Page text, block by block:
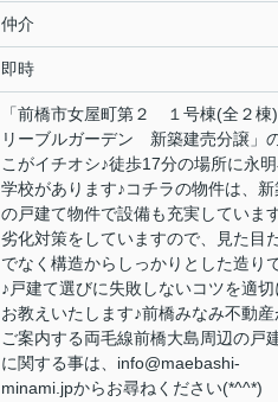
仲介
即時
「前橋市女屋町第２ １号棟(全２
リーブルガーデン 新築建売分譲」
こがイチオシ♪徒歩17分の場所に永
学校があります♪コチラの物件は、新
の戸建て物件で設備も充実していま
劣化対策をしていますので、見た目
でなく構造からしっかりとした造り
♪戸建て選びに失敗しないコツを適切
お教えいたします♪前橋みなみ不動産
ご案内する両毛線前橋大島周辺の戸
に関する事は、info@maebashi-
minami.jpからお尋ねください(*^^*)